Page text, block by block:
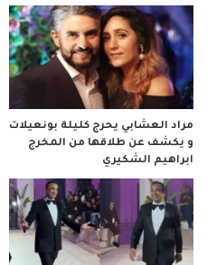
مراد العشابي يحرج كليلة بونعيلات
و يكشف عن طلاقها من المخرج
ابراهيم الشكيري